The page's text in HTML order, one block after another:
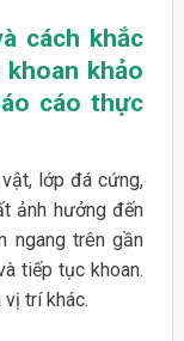
cách khắc
khảo
cáo thực
lớp đá cứng,
ảnh hưởng đến
ngang trên gần
tiếp tục khoan.
trí khác.